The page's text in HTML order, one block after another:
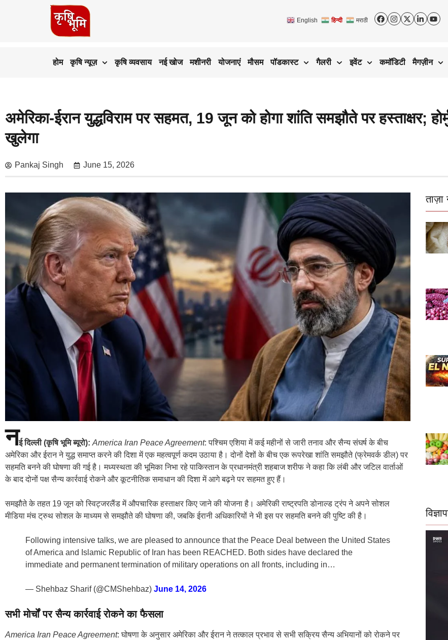
English हिन्दी मराठी
होम कृषि न्यूज़ कृषि व्यवसाय नई खोज मशीनरी योजनाएं मौसम पॉडकास्ट गैलरी इवेंट कमॉडिटी मैगज़ीन
अमेरिका-ईरान युद्धविराम पर सहमत, 19 जून को होगा शांति समझौते पर हस्ताक्षर;
खुलेगा
Pankaj Singh June 15, 2026
नई दिल्ली (कृषि भूमि ब्यूरो): America Iran Peace Agreement: पश्चिम एशिया में कई महीनों से जारी तनाव और सैन्य संघर्ष के बीच
अमेरिका और ईरान ने युद्ध समाप्त करने की दिशा में एक महत्वपूर्ण कदम उठाया है। दोनों देशों के बीच एक रूपरेखा शांति समझौते (फ्रेमवर्क डील) पर
सहमति बनने की घोषणा की गई है। मध्यस्थता की भूमिका निभा रहे पाकिस्तान के प्रधानमंत्री शहबाज शरीफ ने कहा कि लंबी और जटिल वार्ताओं
के बाद दोनों पक्ष सैन्य कार्रवाई रोकने और कूटनीतिक समाधान की दिशा में आगे बढ़ने पर सहमत हुए हैं।
समझौते के तहत 19 जून को स्विट्जरलैंड में औपचारिक हस्ताक्षर किए जाने की योजना है। अमेरिकी राष्ट्रपति डोनाल्ड ट्रंप ने अपने सोशल
मीडिया मंच ट्रुथ सोशल के माध्यम से समझौते की घोषणा की, जबकि ईरानी अधिकारियों ने भी इस पर सहमति बनने की पुष्टि की है।
Following intensive talks, we are pleased to announce that the Peace Deal between the United States
of America and Islamic Republic of Iran has been REACHED. Both sides have declared the
immediate and permanent termination of military operations on all fronts, including in…
— Shehbaz Sharif (@CMShehbaz) June 14, 2026
सभी मोर्चों पर सैन्य कार्रवाई रोकने का फैसला
America Iran Peace Agreement: घोषणा के अनुसार अमेरिका और ईरान ने तत्काल प्रभाव से सभी सक्रिय सैन्य अभियानों को रोकने पर
ताज़ा